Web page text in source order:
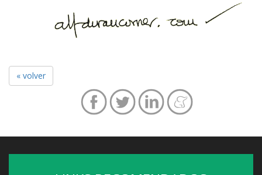
« volver